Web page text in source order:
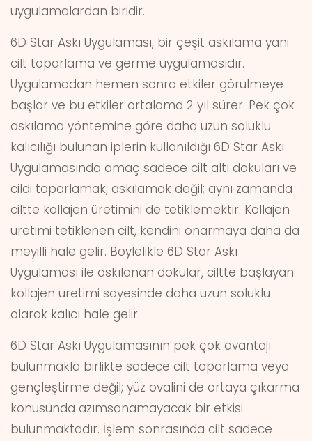
uygulamalardan biridir.
6D Star Askı Uygulaması, bir çeşit askılama yani
cilt toparlama ve germe uygulamasıdır.
Uygulamadan hemen sonra etkiler görülmeye
başlar ve bu etkiler ortalama 2 yıl sürer. Pek çok
askılama yöntemine göre daha uzun soluklu
kalıcılığı bulunan iplerin kullanıldığı 6D Star Askı
Uygulamasında amaç sadece cilt altı dokuları ve
cildi toparlamak, askılamak değil; aynı zamanda
ciltte kollajen üretimini de tetiklemektir. Kollajen
üretimi tetiklenen cilt, kendini onarmaya daha da
meyilli hale gelir. Böylelikle 6D Star Askı
Uygulaması ile askılanan dokular, ciltte başlayan
kollajen üretimi sayesinde daha uzun soluklu
olarak kalıcı hale gelir.
6D Star Askı Uygulamasının pek çok avantajı
bulunmakla birlikte sadece cilt toparlama veya
gençleştirme değil; yüz ovalini de ortaya çıkarma
konusunda azımsanamayacak bir etkisi
bulunmaktadır. İşlem sonrasında cilt sadece